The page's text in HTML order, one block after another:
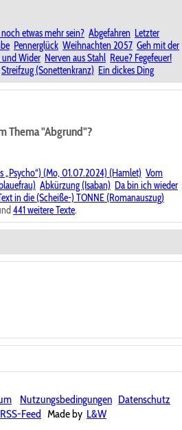
noch etwas mehr sein? Abgefahren Letzter
Pennerglück Weihnachten 2057 Geh mit der
Wider Nerven aus Stahl Reue? Fegefeuer!
Streifzug (Sonettenkranz) Ein dickes Ding
Thema "Abgrund"?
„Psycho“) (Mo, 01.07.2024) (Hamlet) Vom
Abkürzung (Isaban) Da bin ich wieder
in die (Scheiße-) TONNE (Romanauszug)
441 weitere Texte.
Nutzungsbedingungen Datenschutz
RSS-Feed Made by L&W